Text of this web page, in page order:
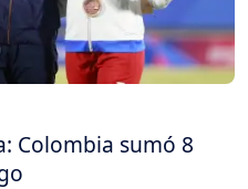
Colombia sumó 8